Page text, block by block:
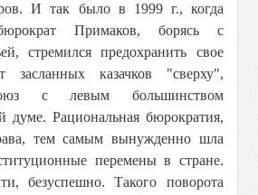
И так было в 1999 г., когда
Примаков, борясь с
стремился предохранить свое
засланных казачков "сверху",
с левым большинством
думе. Рациональная бюрократия,
тем самым вынужденно шла
перемены в стране.
безуспешно. Такого поворота